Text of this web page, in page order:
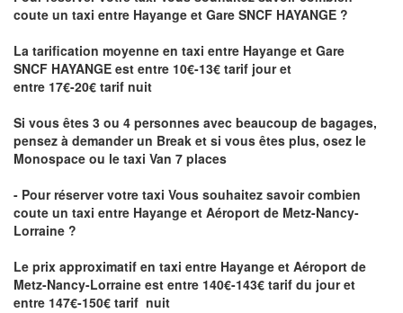
coute un taxi entre Hayange et Gare SNCF HAYANGE ?
La tarification moyenne en taxi entre Hayange et Gare
SNCF HAYANGE est entre 10€-13€ tarif jour et
entre 17€-20€ tarif nuit
Si vous êtes 3 ou 4 personnes avec beaucoup de bagages,
pensez à demander un Break et si vous êtes plus, osez le
Monospace ou le taxi Van 7 places
- Pour réserver votre taxi Vous souhaitez savoircombien
coute un taxi entre Hayange et Aéroport de Metz-Nancy-
Lorraine ?
Le prix approximatif en taxi entre Hayange et Aéroport de
Metz-Nancy-Lorraine est entre 140€-143€ tarif du jour et
entre 147€-150€ tarif nuit